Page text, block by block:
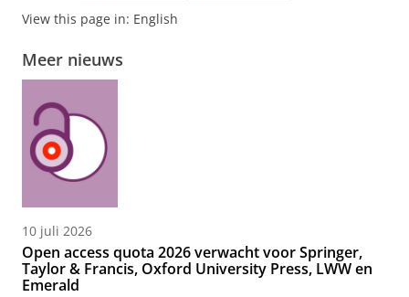
View this page in: English
Meer nieuws
10 juli 2026
Open access quota 2026 verwacht voor Springer,
Taylor & Francis, Oxford University Press, LWW en
Emerald